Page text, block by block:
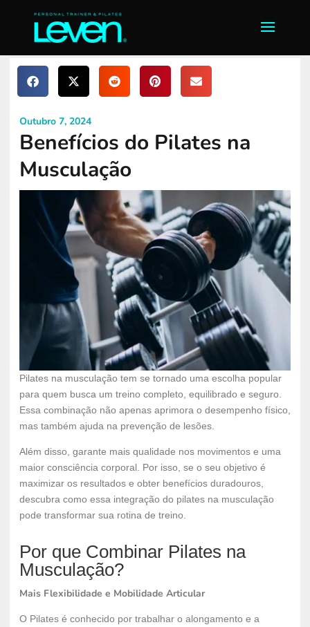
Outubro 7, 2024
Benefícios do Pilates na
Musculação
Pilates na musculação tem se tornado uma escolha popular
para quem busca um treino completo, equilibrado e seguro.
Essa combinação não apenas aprimora o desempenho físico,
mas também ajuda na prevenção de lesões.
Além disso, garante mais qualidade nos movimentos e uma
maior consciência corporal. Por isso, se o seu objetivo é
maximizar os resultados e obter benefícios duradouros,
descubra como essa integração do pilates na musculação
pode transformar sua rotina de treino.
Por que Combinar Pilates na
Musculação?
Mais Flexibilidade e Mobilidade Articular
O Pilates é conhecido por trabalhar o alongamento e a